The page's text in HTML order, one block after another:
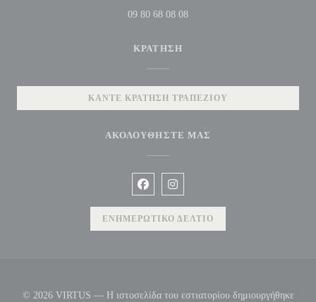
09 80 68 08 08
ΚΡΆΤΗΣΗ
ΚΆΝΤΕ ΚΡΆΤΗΣΗ ΤΡΑΠΕΖΙΟΎ
ΑΚΟΛΟΥΘΉΣΤΕ ΜΑΣ
Facebook ((ανοίγει σε νέο παράθυρο))
Instagram ((ανοίγει σε νέο
ΕΝΗΜΕΡΩΤΙΚΌ ΔΕΛΤΊΟ
© 2026 VIRTUS — Η ιστοσελίδα του εστιατορίου δημιουργήθηκε